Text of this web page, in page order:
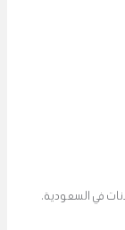
في السعودية.